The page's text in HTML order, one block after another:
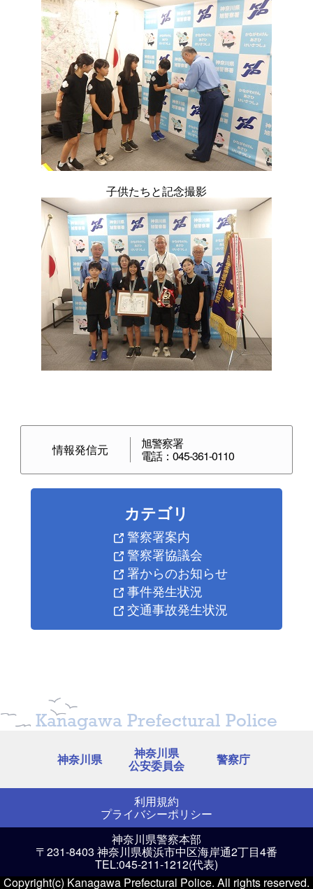
子供たちと記念撮影
情報発信元 旭警察署
電話：045-361-0110
カテゴリ
警察署案内
警察署協議会
署からのお知らせ
事件発生状況
交通事故発生状況
Kanagawa Prefectural Police
神奈川県 神奈川県
公安委員会 警察庁
利用規約
プライバシーポリシー
神奈川県警察本部
〒231-8403 神奈川県横浜市中区海岸通2丁目4番
TEL:045-211-1212(代表)
Copyright(c) Kanagawa Prefectural Police. All rights reserved.